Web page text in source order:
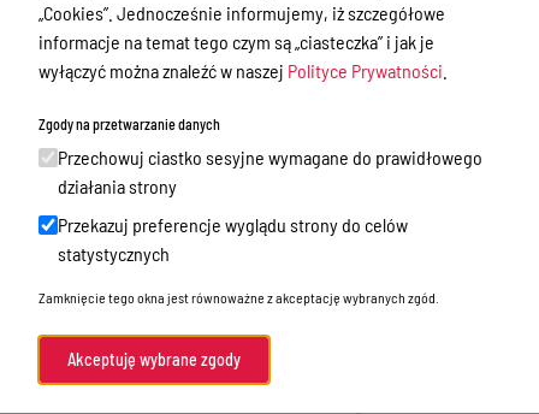
Urząd Stanu Cywilnego
Ewidencja ludności, dowody osobiste,
działalność gospodarcza
Przetargi
Ogłoszenia
Petycje
Nabór
Dyżury Aptek w Powiecie Ostródzkim
Komunikacja publiczna
Nieodpłatna pomoc prawna
Miłakowa z
dnia 17
Rodzaj aktu
Miłakowa
„Cookies”. Jednocześnie informujemy, iż szczegółowe
informacje na temat tego czym są „ciasteczka” i jak je
wyłączyć można znaleźć w naszej Polityce Prywatności
Zgody na przetwarzanie danych
Przechowuj ciastko sesyjne wymagane do prawidłowego
działania strony
Przekazuj preferencje wyglądu strony do celów
statystycznych
Zamknięcie tego okna jest równoważne z akceptację wybranych zgód.
Akceptuję wybrane zgody